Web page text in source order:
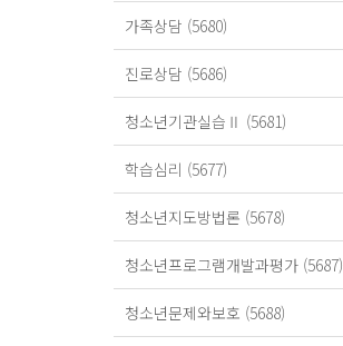
가족상담 (5680)
진로상담 (5686)
청소년기관실습Ⅱ (5681)
학습심리 (5677)
청소년지도방법론 (5678)
청소년프로그램개발과평가 (5687)
청소년문제와보호 (5688)